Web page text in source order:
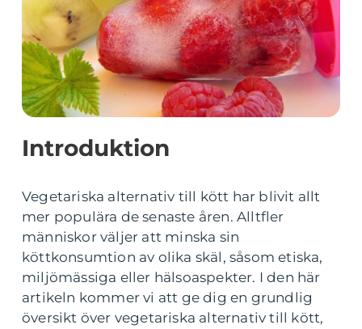
Introduktion
Vegetariska alternativ till kött har blivit allt
mer populära de senaste åren. Alltfler
människor väljer att minska sin
köttkonsumtion av olika skäl, såsom etiska,
miljömässiga eller hälsoaspekter. I den här
artikeln kommer vi att ge dig en grundlig
översikt över vegetariska alternativ till kött,